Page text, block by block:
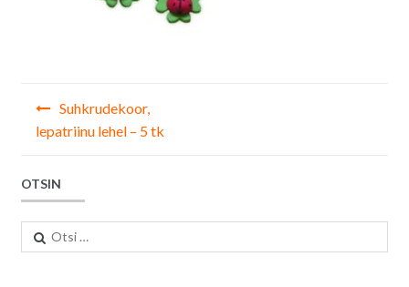
Navigeerimine
Suhkrudekoor,
lepatriinu lehel – 5 tk
OTSIN
Otsi: